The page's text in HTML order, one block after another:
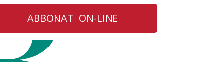
ABBONATI ON-LINE